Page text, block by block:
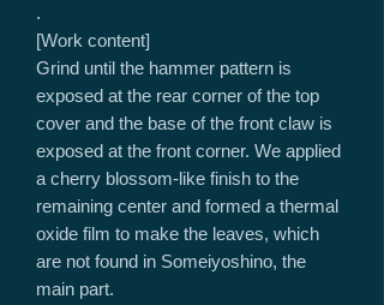
.
[Work content]
Grind until the hammer pattern is
exposed at the rear corner of the top
cover and the base of the front claw is
exposed at the front corner. We applied
a cherry blossom-like finish to the
remaining center and formed a thermal
oxide film to make the leaves, which
are not found in Someiyoshino, the
main part.